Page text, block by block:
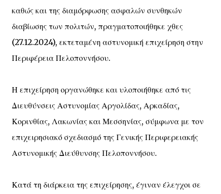
καθώς και της διαμόρφωσης ασφαλών συνθηκών
διαβίωσης των πολιτών, πραγματοποιήθηκε χθες
(27.12.2024), εκτεταμένη αστυνομική επιχείρηση στην
Περιφέρεια Πελοποννήσου.
Η επιχείρηση οργανώθηκε και υλοποιήθηκε από τις
Διευθύνσεις Αστυνομίας Αργολίδας, Αρκαδίας,
Κορινθίας, Λακωνίας και Μεσσηνίας, σύμφωνα με τον
επιχειρησιακό σχεδιασμό της Γενικής Περιφερειακής
Αστυνομικής Διεύθυνσης Πελοποννήσου.
Κατά τη διάρκεια της επιχείρησης, έγιναν έλεγχοι σε